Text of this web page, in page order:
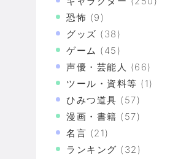
恐怖 (9)
グッズ (38)
ゲーム (45)
声優・芸能人 (66)
ツール・資料等 (1)
ひみつ道具 (57)
漫画・書籍 (57)
名言 (21)
ランキング (32)